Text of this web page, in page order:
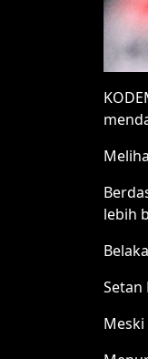
lebih